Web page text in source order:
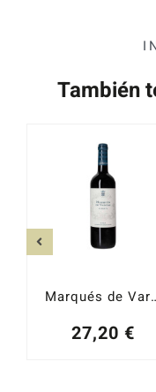
También
Marqués de
27,20 €